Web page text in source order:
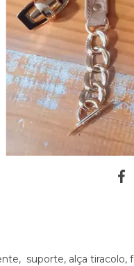
suporte, alça tiracolo,